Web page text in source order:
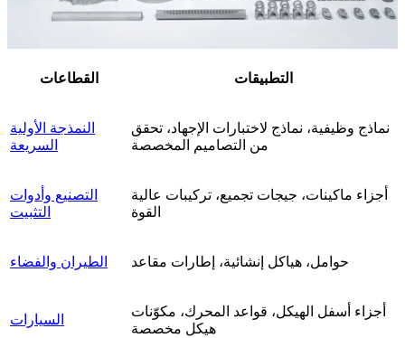
القطاعات التطبيقات
النمذجة الأولية
السريعة
نماذج وظيفية، نماذج لاختبارات الإجهاد، تحقق
من التصاميم المخصصة
التصنيع وأدوات
التثبيت
أجزاء ماكينات، جيجات تجميع، تركيبات عالية
القوة
الطيران والفضاء حوامل، هياكل إنشائية، إطارات مقاعد
السيارات
أجزاء أسفل الهيكل، قواعد المحرك، مكوّنات
هيكل مخصصة